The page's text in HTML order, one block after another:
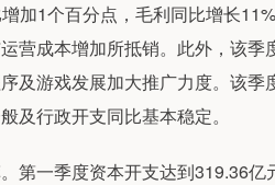
加1个百分点，毛利同比增长
营成本增加所抵销。此外，该
及游戏发展加大推广力度。该
及行政开支同比基本稳定。
第一季度资本开支达到319.36